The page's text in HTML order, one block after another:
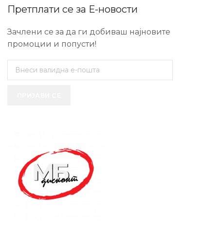
Претплати се за Е-новости
Зачлени се за да ги добиваш најновите
промоции и попусти!